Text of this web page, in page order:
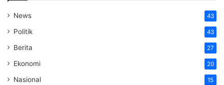
News 43
Politik 43
Berita 27
Ekonomi 20
Nasional 15